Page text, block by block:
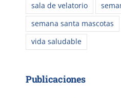
sala de velatorio
semana santa mascotas
vida saludable
Publicaciones